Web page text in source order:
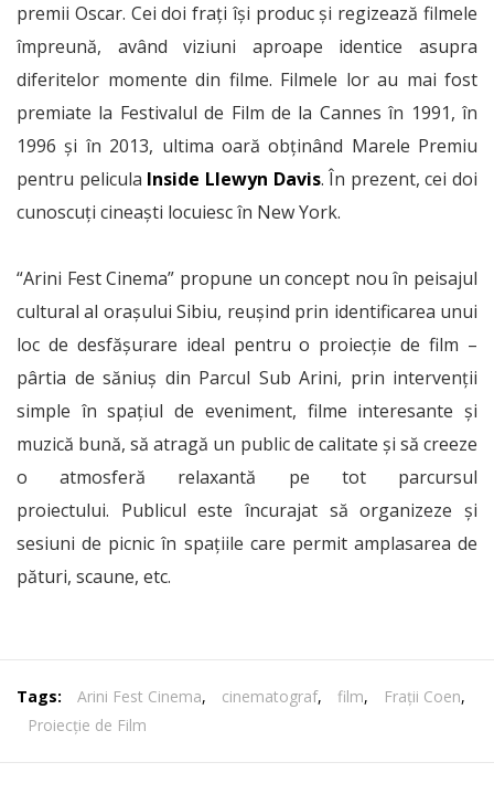
premii Oscar. Cei doi frați își produc și regizează filmele
împreună, având viziuni aproape identice asupra
diferitelor momente din filme. Filmele lor au mai fost
premiate la Festivalul de Film de la Cannes în 1991, în
1996 și în 2013, ultima oară obținând Marele Premiu
pentru pelicula Inside Llewyn Davis. În prezent, cei doi
cunoscuți cineaști locuiesc în New York.
“Arini Fest Cinema” propune un concept nou în peisajul
cultural al orașului Sibiu, reușind prin identificarea unui
loc de desfășurare ideal pentru o proiecție de film –
pârtia de săniuș din Parcul Sub Arini, prin intervenții
simple în spațiul de eveniment, filme interesante și
muzică bună, să atragă un public de calitate și să creeze
o atmosferă relaxantă pe tot parcursul
proiectului. Publicul este încurajat să organizeze și
sesiuni de picnic în spațiile care permit amplasarea de
pături, scaune, etc.
Tags: Arini Fest Cinema, cinematograf, film, Frații Coen,
Proiecție de Film